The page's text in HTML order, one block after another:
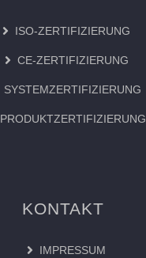
ISO-ZERTIFIZIERUNG
CE-ZERTIFIZIERUNG
SYSTEMZERTIFIZIERUNG
PRODUKTZERTIFIZIERUNG
KONTAKT
IMPRESSUM